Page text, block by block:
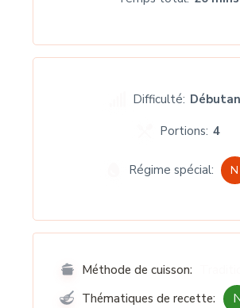
Difficulté:
Portions: 4
Régime spécial: N
Méthode de cuisson:
Thématiques de recette: